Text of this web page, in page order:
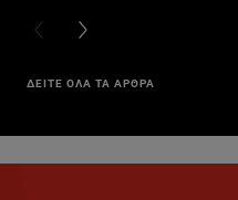
PREVIOUS CARD
NEXT CARD
ΔΕΙΤΕ ΟΛΑ ΤΑ ΑΡΘΡΑ